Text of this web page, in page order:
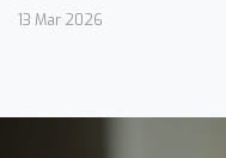
13 Mar 2026